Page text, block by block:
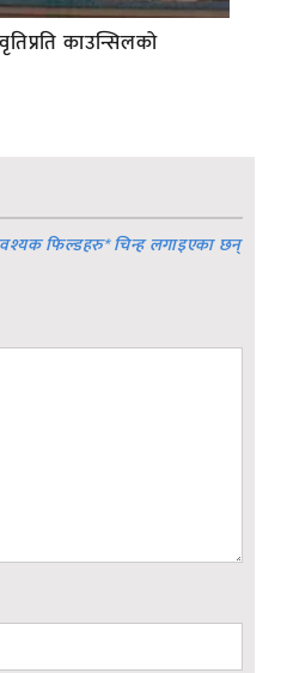
काउन्सिलको
फिल्डहरु*चिन्ह लगाइएका छन्